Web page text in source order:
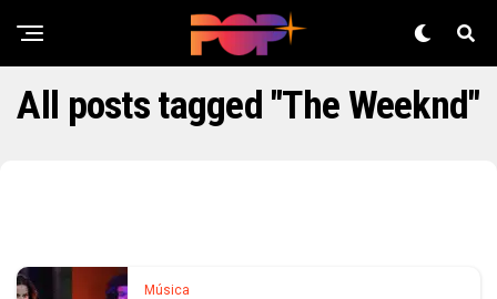
All posts tagged "The Weeknd"
Música